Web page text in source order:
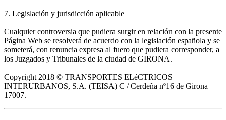
7. Legislación y jurisdicción aplicable
Cualquier controversia que pudiera surgir en relación con la presente
Página Web se resolverá de acuerdo con la legislación española y se
someterá, con renuncia expresa al fuero que pudiera corresponder, a
los Juzgados y Tribunales de la ciudad de GIRONA.
Copyright 2018 © TRANSPORTES ELéCTRICOS
INTERURBANOS, S.A. (TEISA) C / Cerdeña nº16 de Girona
17007.